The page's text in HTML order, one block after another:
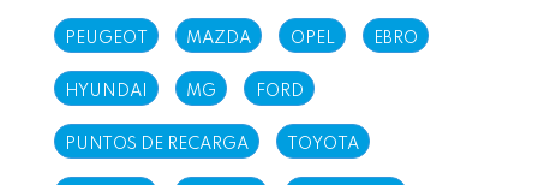
PEUGEOT MAZDA OPEL EBRO
HYUNDAI MG FORD
PUNTOS DE RECARGA TOYOTA